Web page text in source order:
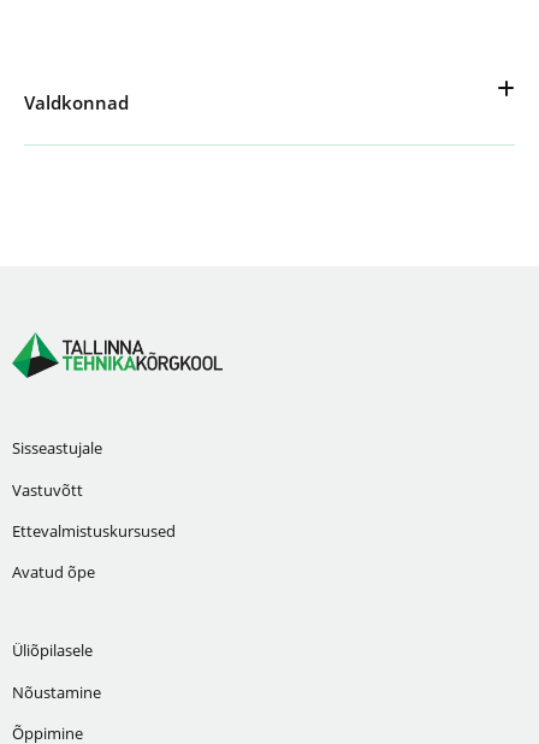
Valdkonnad
Sisseastujale
Vastuvõtt
Ettevalmistuskursused
Avatud õpe
Üliõpilasele
Nõustamine
Õppimine